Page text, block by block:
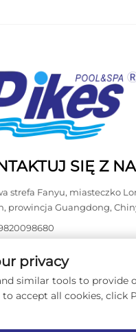
SIĘ Z
strefa Fanyu, miasteczko
prowincja Guangdong,
© 2026 Guangdong Kasdaly
Wszelkie prawa
privacy
similar tools to provide
accept all cookies, click